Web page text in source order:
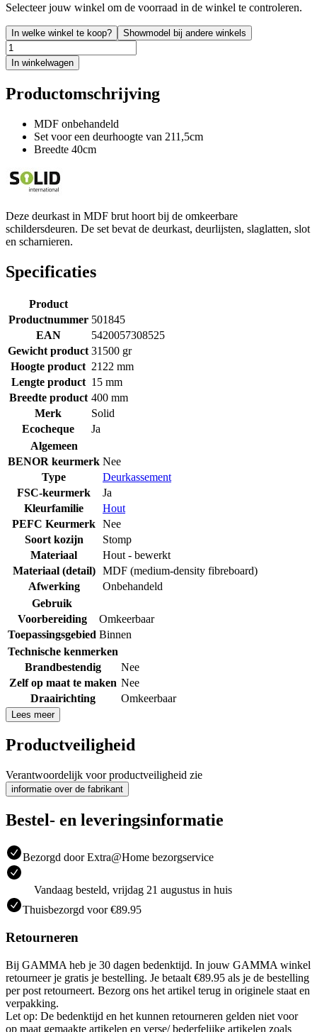
Selecteer jouw winkel om de voorraad in de winkel te controleren.
In welke winkel te koop? Showmodel bij andere winkels
In winkelwagen
Productomschrijving
MDF onbehandeld
Set voor een deurhoogte van 211,5cm
Breedte 40cm
Deze deurkast in MDF brut hoort bij de omkeerbare
schildersdeuren. De set bevat de deurkast, deurlijsten, slaglatten, slot
en scharnieren.
Specificaties
Product
Productnummer 501845
EAN
5420057308525
Gewicht product 31500 gr
Hoogte product 2122 mm
Lengte product 15 mm
Breedte product 400 mm
Merk
Solid
Ecocheque
Ja
Algemeen
BENOR keurmerk Nee
Type
Deurkassement
FSC-keurmerk
Ja
Kleurfamilie
Hout
PEFC Keurmerk Nee
Soort kozijn
Stomp
Materiaal
Hout - bewerkt
Materiaal (detail)
MDF (medium-density fibreboard)
Afwerking
Onbehandeld
Gebruik
Voorbereiding
Omkeerbaar
Toepassingsgebied Binnen
Technische kenmerken
Brandbestendig
Nee
Zelf op maat te maken Nee
Draairichting
Omkeerbaar
Lees meer
Productveiligheid
Verantwoordelijk voor productveiligheid zie
informatie over de fabrikant
Bestel- en leveringsinformatie
Bezorgd door Extra@Home bezorgservice
Vandaag besteld, vrijdag 21 augustus in huis
Thuisbezorgd voor €89.95
Retourneren
Bij GAMMA heb je 30 dagen bedenktijd. In jouw GAMMA winkel
retourneer je gratis je bestelling. Je betaalt €89.95 als je de bestelling
per post retourneert. Bezorg ons het artikel terug in originele staat en
verpakking.
Let op: De bedenktijd en het kunnen retourneren gelden niet voor
op maat gemaakte artikelen en verse/ bederfelijke artikelen zoals